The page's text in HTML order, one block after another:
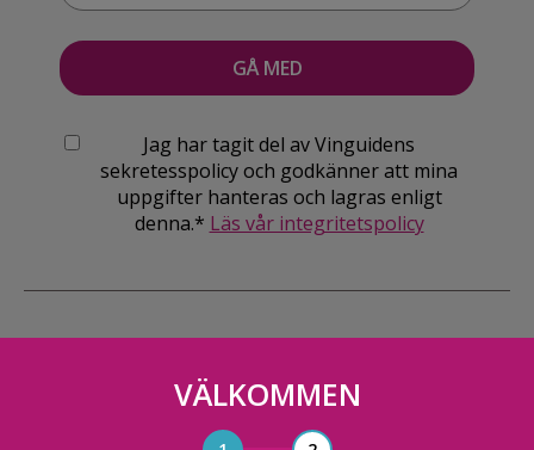
Jag har tagit del av Vinguidens
sekretesspolicy och godkänner att mina
uppgifter hanteras och lagras enligt
denna.* Läs vår integritetspolicy
VÄLKOMMEN